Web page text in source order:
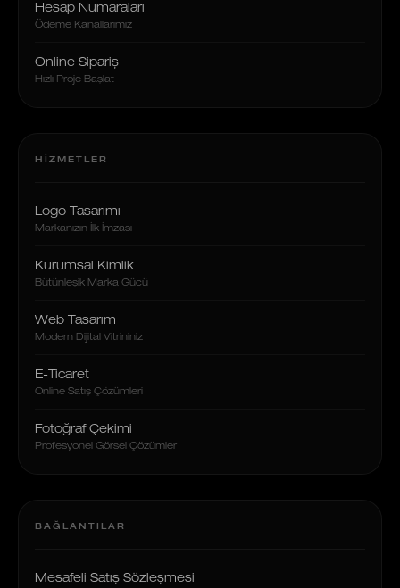
Hesap Numaraları
Ödeme Kanallarımız
Online Sipariş
Hızlı Proje Başlat
HIZMETLER
Logo Tasarımı
Markanızın İlk İmzası
Kurumsal Kimlik
Bütünleşik Marka Gücü
Web Tasarım
Modern Dijital Vitrininiz
E-Ticaret
Online Satış Çözümleri
Fotoğraf Çekimi
Profesyonel Görsel Çözümler
BAĞLANTILAR
Mesafeli Satış Sözleşmesi